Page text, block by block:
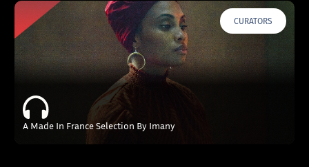
CURATORS
A Made In France Selection By Imany